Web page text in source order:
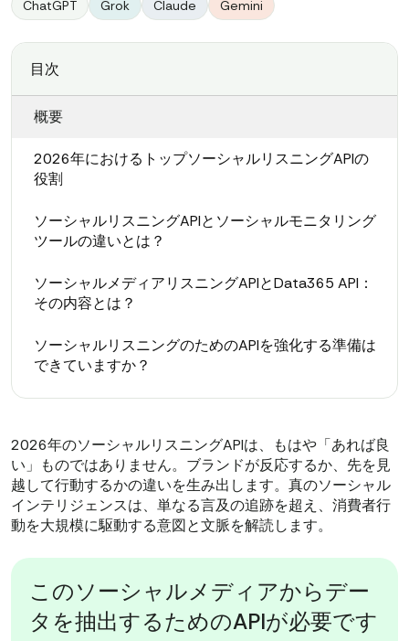
ChatGPT Grok Claude Gemini
目次
概要
2026年におけるトップソーシャルリスニングAPIの
役割
ソーシャルリスニングAPIとソーシャルモニタリング
ツールの違いとは？
ソーシャルメディアリスニングAPIとData365 API：
その内容とは？
ソーシャルリスニングのためのAPIを強化する準備は
できていますか？
2026年のソーシャルリスニングAPIは、もはや「あれば良
い」ものではありません。ブランドが反応するか、先を見
越して行動するかの違いを生み出します。真のソーシャル
インテリジェンスは、単なる言及の追跡を超え、消費者行
動を大規模に駆動する意図と文脈を解読します。
このソーシャルメディアからデー
タを抽出するためのAPIが必要です